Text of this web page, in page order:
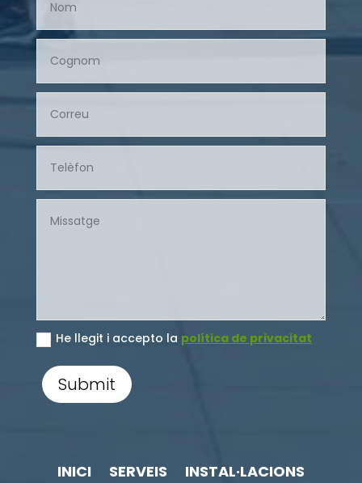
He llegit i accepto la política de privacitat
Submit
INICI SERVEIS INSTAL·LACIONS